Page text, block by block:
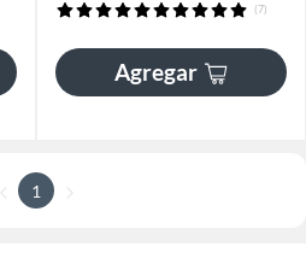
(7)
Agregar
1